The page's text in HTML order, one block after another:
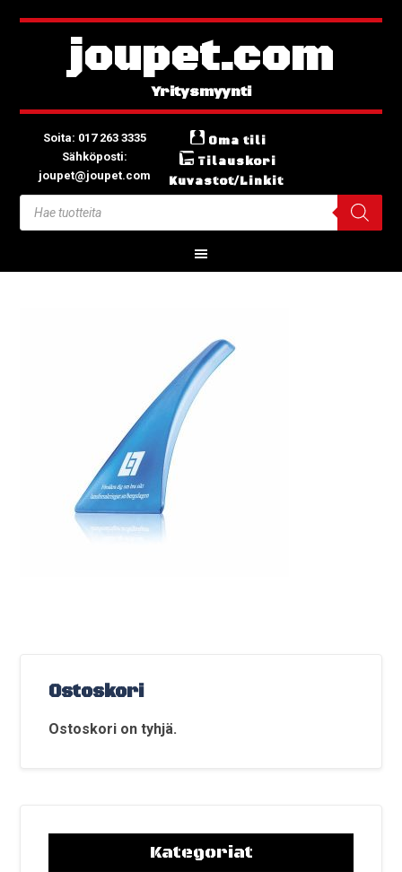
joupet.com
Soita: 017 263 3335
Sähköposti:
joupet@joupet.com
Oma tili
Tilauskori
Kuvastot/Linkit
Ostoskori
Ostoskori on tyhjä.
Kategoriat